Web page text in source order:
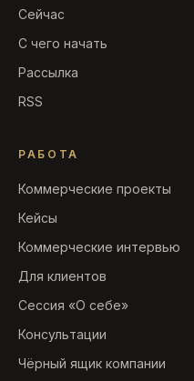
Сейчас
С чего начать
Рассылка
RSS
РАБОТА
Коммерческие проекты
Кейсы
Коммерческие интервью
Для клиентов
Сессия «О себе»
Консультации
Чёрный ящик компании